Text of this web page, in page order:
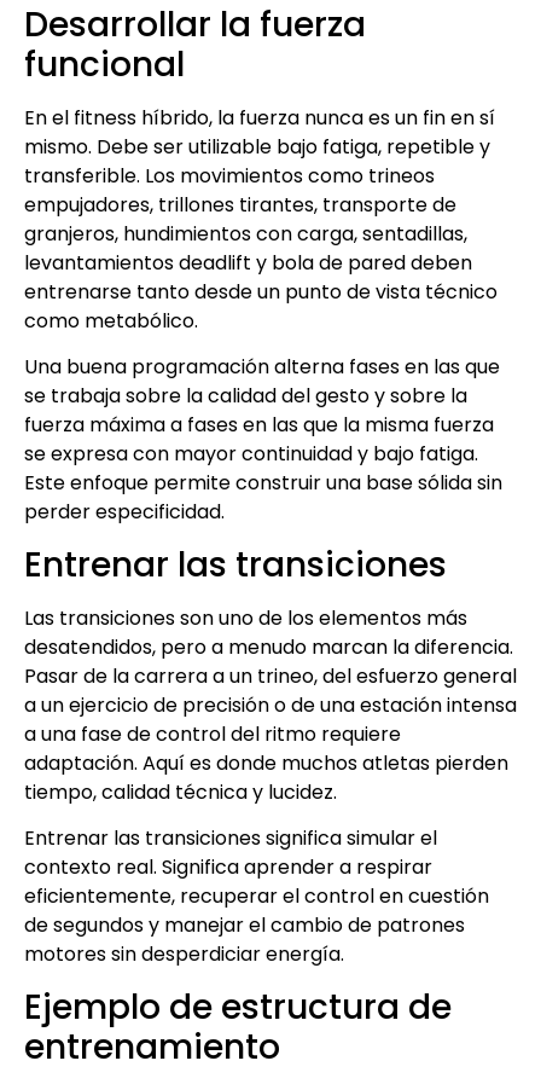
Desarrollar la fuerza
funcional
En el fitness híbrido, la fuerza nunca es un fin en sí
mismo. Debe ser utilizable bajo fatiga, repetible y
transferible. Los movimientos como trineos
empujadores, trillones tirantes, transporte de
granjeros, hundimientos con carga, sentadillas,
levantamientos deadlift y bola de pared deben
entrenarse tanto desde un punto de vista técnico
como metabólico.
Una buena programación alterna fases en las que
se trabaja sobre la calidad del gesto y sobre la
fuerza máxima a fases en las que la misma fuerza
se expresa con mayor continuidad y bajo fatiga.
Este enfoque permite construir una base sólida sin
perder especificidad.
Entrenar las transiciones
Las transiciones son uno de los elementos más
desatendidos, pero a menudo marcan la diferencia.
Pasar de la carrera a un trineo, del esfuerzo general
a un ejercicio de precisión o de una estación intensa
a una fase de control del ritmo requiere
adaptación. Aquí es donde muchos atletas pierden
tiempo, calidad técnica y lucidez.
Entrenar las transiciones significa simular el
contexto real. Significa aprender a respirar
eficientemente, recuperar el control en cuestión
de segundos y manejar el cambio de patrones
motores sin desperdiciar energía.
Ejemplo de estructura de
entrenamiento